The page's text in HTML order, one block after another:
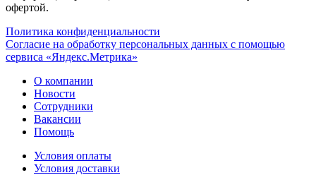
офертой.
Политика конфиденциальности
Согласие на обработку персональных данных с помощью
сервиса «Яндекс.Метрика»
О компании
Новости
Сотрудники
Вакансии
Помощь
Условия оплаты
Условия доставки